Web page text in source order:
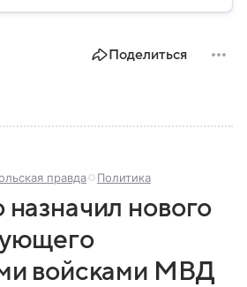
Поделиться
правда Политика
нового
войсками МВД